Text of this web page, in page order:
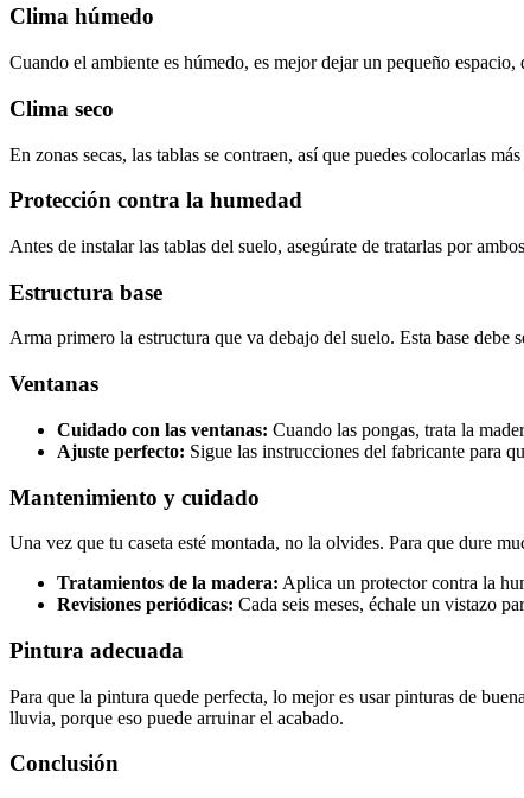
Clima húmedo
Cuando el ambiente es húmedo, es mejor dejar un pequeño
Clima seco
En zonas secas, las tablas se contraen, así que puedes colocarlas
Protección contra la humedad
Antes de instalar las tablas del suelo, asegúrate de tratarlas por
Estructura base
Arma primero la estructura que va debajo del suelo. Esta base debe
Ventanas
Cuidado con las ventanas: Cuando las pongas, trata la
Ajuste perfecto: Sigue las instrucciones del fabricante para
Mantenimiento y cuidado
Una vez que tu caseta esté montada, no la olvides. Para que dure
Tratamientos de la madera: Aplica un protector contra la
Revisiones periódicas: Cada seis meses, échale un vistazo
Pintura adecuada
Para que la pintura quede perfecta, lo mejor es usar pinturas de
lluvia, porque eso puede arruinar el acabado.
Conclusión